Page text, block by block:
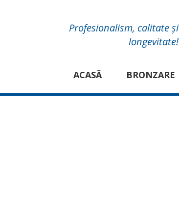
Profesionalism, calitate și
longevitate!
ACASĂ BRONZARE